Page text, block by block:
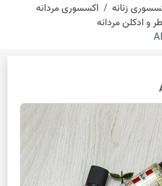
زنانه
اکسسوری مردانه
و ادکلن مردانه